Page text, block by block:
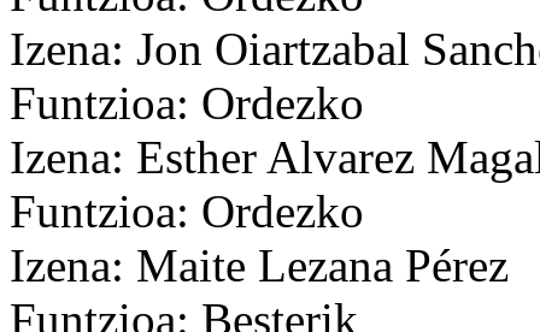
Izena: Jon Oiartzabal
Funtzioa: Ordezko
Izena: Esther Alvarez
Funtzioa: Ordezko
Izena: Maite Lezana Pérez
Funtzioa: Besterik